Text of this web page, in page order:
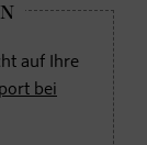
auf Ihre
bei